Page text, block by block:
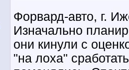
Форвард-авто, г.
Изначально
они кинули с
"на лоха"